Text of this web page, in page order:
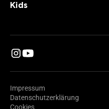
Kids
Impressum
Datenschutzerklärung
Cookies